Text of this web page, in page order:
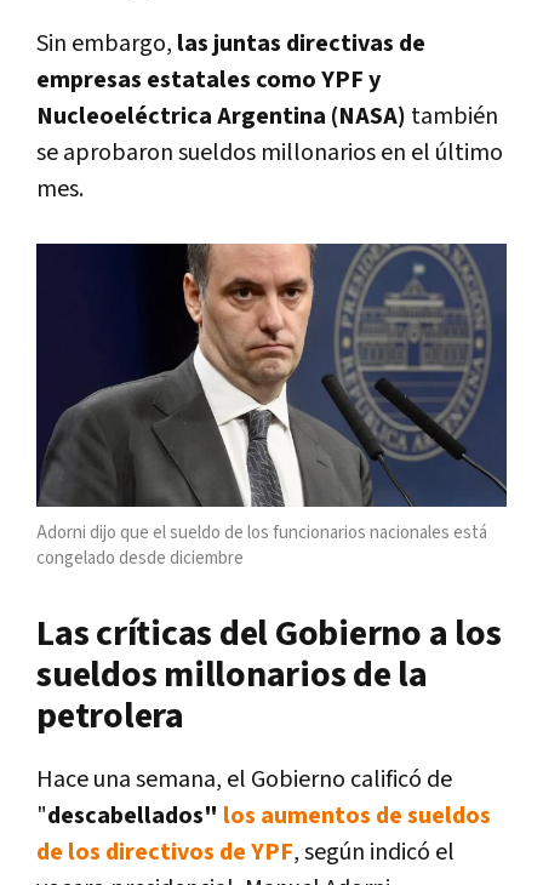
Sin embargo, las juntas directivas de
empresas estatales como YPF y
Nucleoeléctrica Argentina (NASA) también
se aprobaron sueldos millonarios en el último
mes.
Adorni dijo que el sueldo de los funcionarios nacionales está
congelado desde diciembre
Las críticas del Gobierno a los
sueldos millonarios de la
petrolera
Hace una semana, el Gobierno calificó de
"descabellados" los aumentos de sueldos
de los directivos de YPF, según indicó el